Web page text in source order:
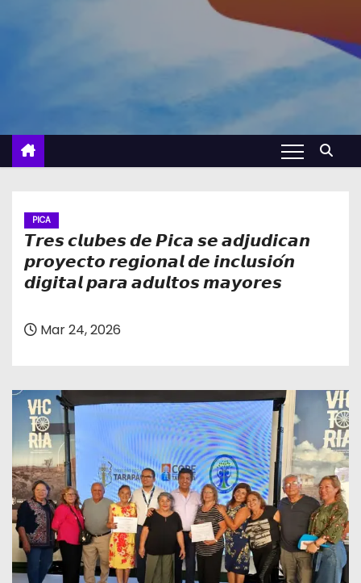
PICA
𝙏𝙧𝙚𝙨 𝙘𝙡𝙪𝙗𝙚𝙨 𝙙𝙚 𝙋𝙞𝙘𝙖 𝙨𝙚 𝙖𝙙𝙟𝙪𝙙𝙞𝙘𝙖𝙣
𝙥𝙧𝙤𝙮𝙚𝙘𝙩𝙤 𝙧𝙚𝙜𝙞𝙤𝙣𝙖𝙡 𝙙𝙚 𝙞𝙣𝙘𝙡𝙪𝙨𝙞𝙤́𝙣
𝙙𝙞𝙜𝙞𝙩𝙖𝙡 𝙥𝙖𝙧𝙖 𝙖𝙙𝙪𝙡𝙩𝙤𝙨 𝙢𝙖𝙮𝙤𝙧𝙚𝙨
Mar 24, 2026